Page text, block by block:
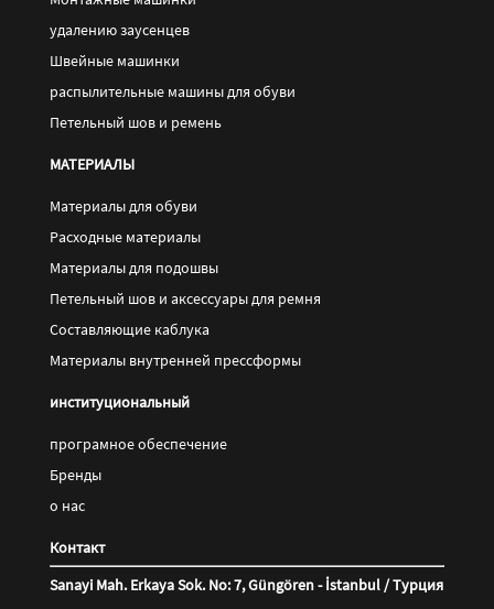
удалению заусенцев
Швейные машинки
распылительные машины для обуви
Петельный шов и ремень
МАТЕРИАЛЫ
Материалы для обуви
Pасходные материалы
Материалы для подошвы
Петельный шов и аксессуары для ремня
Составляющие каблука
Материалы внутренней прессформы
институциональный
програмное обеспечение
Бренды
о нас
Контакт
Sanayi Mah. Erkaya Sok. No: 7, Güngören - İstanbul / Турция